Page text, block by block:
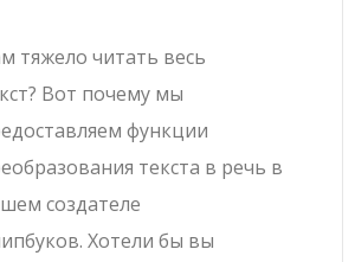
тяжело читать весь
Вот почему мы
функции
текста в речь в
создателе
Хотели бы вы